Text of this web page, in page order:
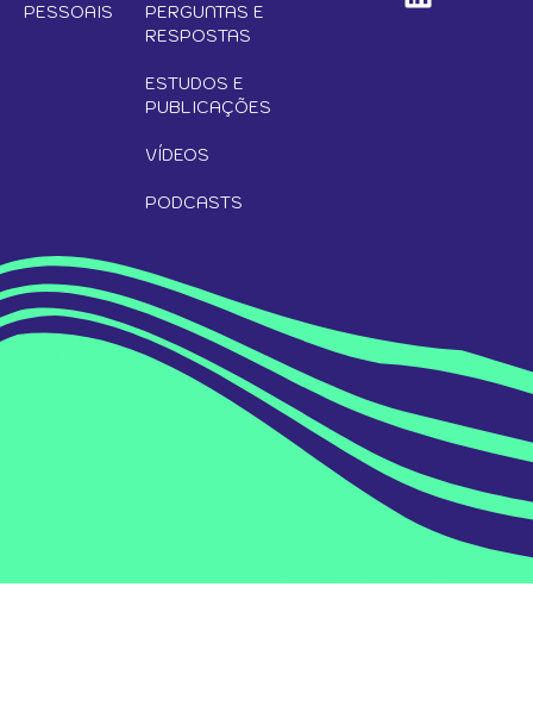
PESSOAIS
PERGUNTAS E
RESPOSTAS
ESTUDOS E
PUBLICAÇÕES
VÍDEOS
PODCASTS